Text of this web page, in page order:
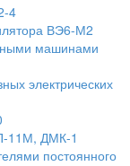
4
ВЭ6-М2
машинами
электрических
11М, ДМК-1
постоянного